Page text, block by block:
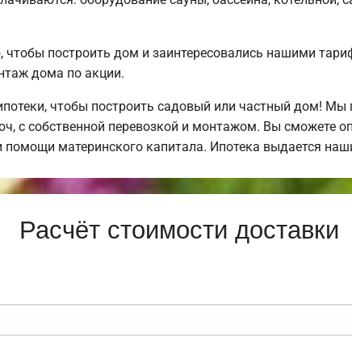
чтобы построить дом и заинтересовались нашими
дома по акции.
чтобы построить садовый или частный дом!
с собственной перевозкой и монтажом. Вы сможете
помощи материнского капитала. Ипотека выдается
Расчёт стоимости доставки